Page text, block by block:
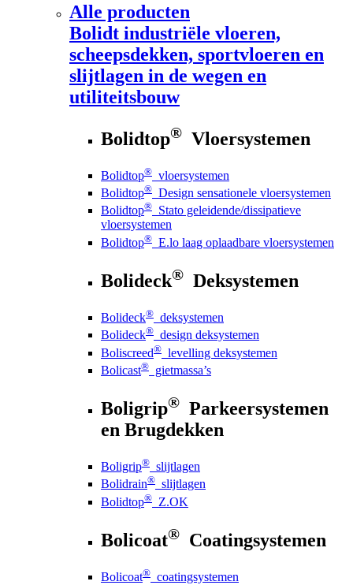
Alle producten
Bolidt industriële vloeren,
scheepsdekken, sportvloeren en
slijtlagen in de wegen en
utiliteitsbouw
Bolidtop® Vloersystemen
Bolidtop® vloersystemen
Bolidtop® Design sensationele vloersystemen
Bolidtop® Stato geleidende/dissipatieve
vloersystemen
Bolidtop® E.lo laag oplaadbare vloersystemen
Bolideck® Deksystemen
Bolideck® deksystemen
Bolideck® design deksystemen
Boliscreed® levelling deksystemen
Bolicast® gietmassa’s
Boligrip® Parkeersystemen
en Brugdekken
Boligrip® slijtlagen
Bolidrain® slijtlagen
Bolidtop® Z.OK
Bolicoat® Coatingsystemen
Bolicoat® coatingsystemen